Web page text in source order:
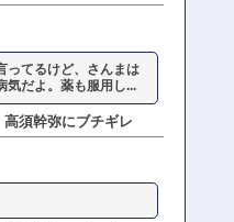
ってるけど、さんまは
気だよ。薬も服用し...
須幹弥にブチギレ